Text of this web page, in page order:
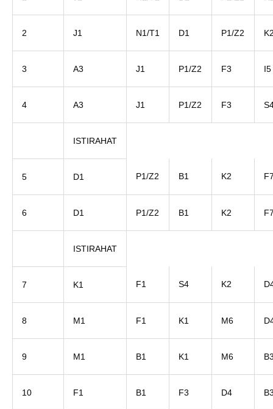
2 J1 N1/T1 D1 P1/Z2
3 A3 J1 P1/Z2 F3 I5
4 A3 J1 P1/Z2 F3
ISTIRAHAT
5 D1 P1/Z2 B1 K2
6 D1 P1/Z2 B1 K2
ISTIRAHAT
7 K1 F1 S4 K2
8 M1 F1 K1 M6
9 M1 B1 K1 M6
10 F1 B1 F3 D4